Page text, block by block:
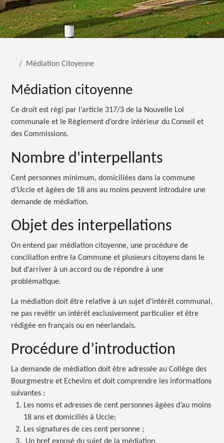
Médiation Citoyenne
Médiation citoyenne
Ce droit est régi par l’article 317/3 de la Nouvelle Loi
communale et le Règlement d’ordre intérieur du Conseil et
des Commissions.
Nombre d'interpellants
Cent personnes minimum, domiciliées dans la commune
d’Uccle et âgées de 18 ans au moins peuvent introduire une
demande de médiation.
Objet des interpellations
On entend par médiation citoyenne, une procédure de
conciliation entre la Commune et plusieurs citoyens dans le
but d’arriver à un accord ou de répondre à une
problématique.
La médiation doit être relative à un sujet d'intérêt communal,
ne pas revêtir un intérêt exclusivement particulier et être
rédigée en français ou en néerlandais.
Procédure d’introduction
La demande de médiation doit être adressée au Collège des
Bourgmestre et Echevins et doit comprendre les informations
suivantes :
Les noms et adresses de cent personnes âgées d’au moins
18 ans et domiciliés à Uccle;
Les signatures de ces cent personne ;